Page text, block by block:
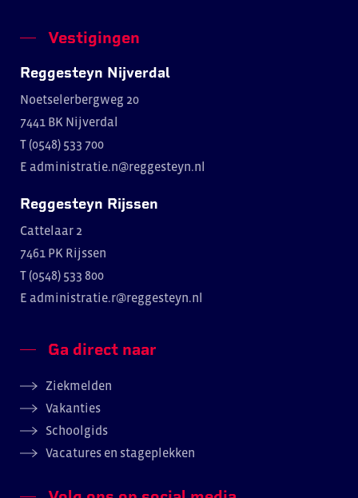
Vestigingen
Reggesteyn Nijverdal
Noetselerbergweg 20
7441 BK Nijverdal
T (0548) 533 700
E administratie.n@reggesteyn.nl
Reggesteyn Rijssen
Cattelaar 2
7461 PK Rijssen
T (0548) 533 800
E administratie.r@reggesteyn.nl
Ga direct naar
Ziekmelden
Vakanties
Schoolgids
Vacatures en stageplekken